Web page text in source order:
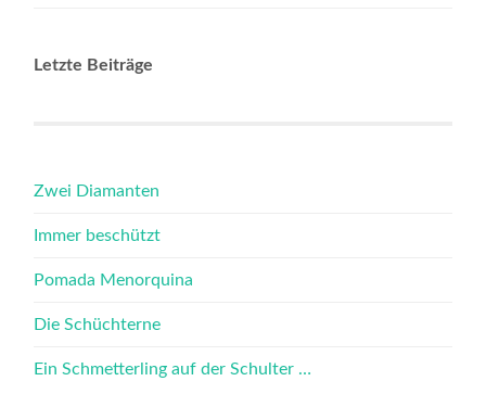
Letzte Beiträge
Zwei Diamanten
Immer beschützt
Pomada Menorquina
Die Schüchterne
Ein Schmetterling auf der Schulter …